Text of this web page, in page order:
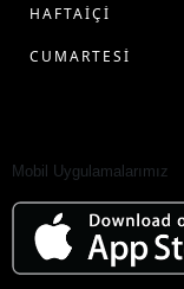
HAFTAİÇİ
CUMARTESİ
Mobil Uygulamalarımız